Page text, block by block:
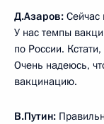
Д.Азаров: Сейчас
У нас темпы
по России.
Очень надеюсь,
вакцинацию.
В.Путин: